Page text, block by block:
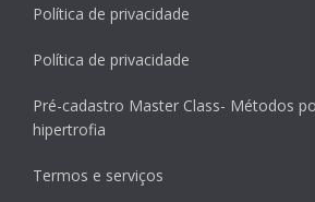
Política de privacidade
Política de privacidade
Pré-cadastro Master Class- Métodos
hipertrofia
Termos e serviços